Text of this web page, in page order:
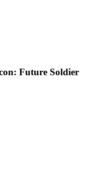
Future Soldier